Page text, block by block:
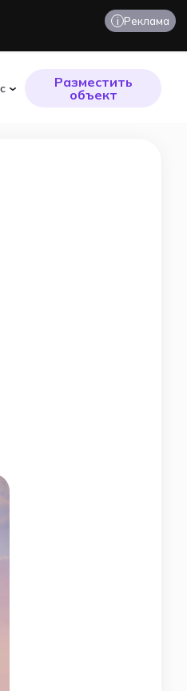
Разместить
объект
i Реклама